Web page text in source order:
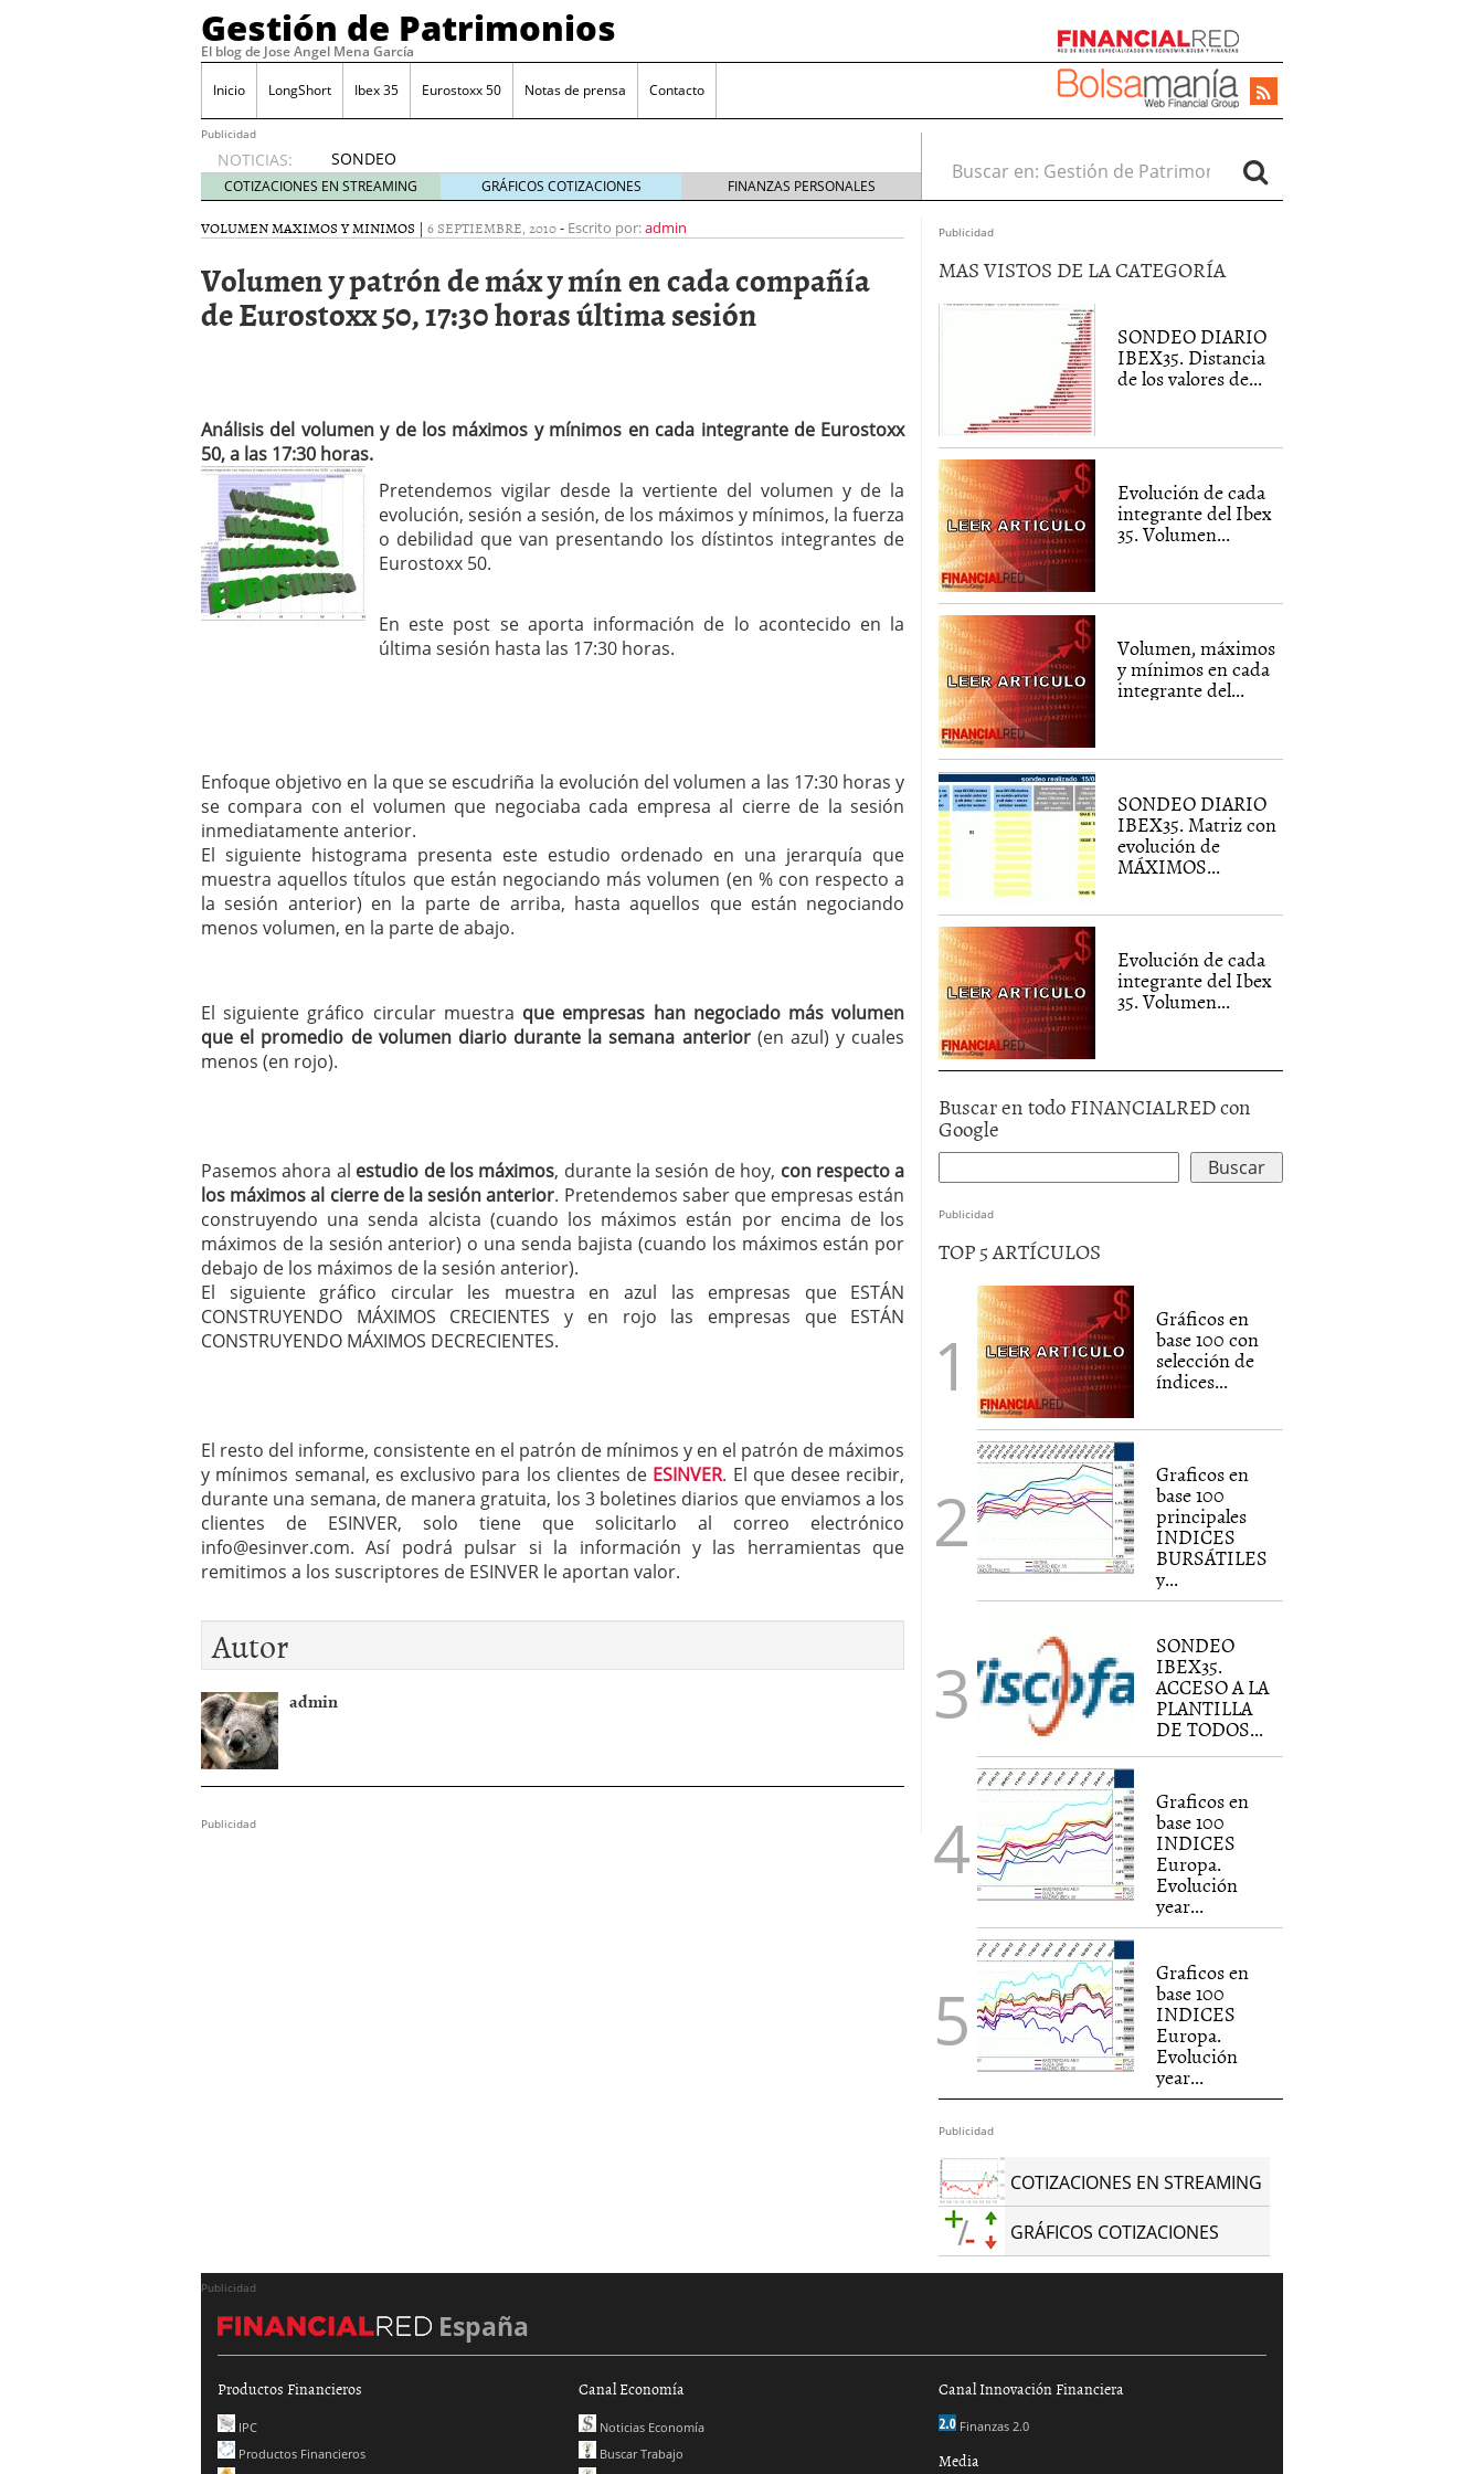
Gestión de Patrimonios
El blog de Jose Angel Mena García
Inicio LongShort Ibex 35 Eurostoxx 50 Notas de prensa Contacto
Publicidad
NOTICIAS:
SONDEO
IBEX35.
ACCESO
A LA
TODOS
LOS
VALORES
2014
Comprar y vender divisas con eToro
SONDEO DIARIO IBEX35. Distancia de los valores de IBEX35 a m?ximos
anuales. Se constata progresivo alejamiento global de m?ximos anuales
mayo 28, 2013
Catalejo sobre IBEX35. SISM?METROS. Prosiguen a la baja desde el 13/mayo
y a?n tienen recorrido adicional
mayo 24, 2013
CATALEJO SOBRE IBEX35. TERMOMETROS. Aún con recorrido a la baja para
alcanzar la zona de sobreventa y entonces si se podría apostar por un
rebote interesante
COTIZACIONES EN STREAMING GRÁFICOS COTIZACIONES FINANZAS PERSONALES
Buscar en:
VOLUMEN MAXIMOS Y MINIMOS | 6 SEPTIEMBRE, 2010- Escrito por:admin
Volumen y patrón de máx y mín en cada compañía
de Eurostoxx 50, 17:30 horas última sesión
Análisis del volumen y de los máximos y mínimos en cada integrante de Eurostoxx
50, a las 17:30 horas.
Pretendemos vigilar desde la vertiente del volumen y de la
evolución, sesión a sesión, de los máximos y mínimos, la fuerza
o debilidad que van presentando los dístintos integrantes de
Eurostoxx 50.
En este post se aporta información de lo acontecido en la
última sesión hasta las 17:30 horas.
Enfoque objetivo en la que se escudriña la evolución del volumen a las 17:30 horas y
se compara con el volumen que negociaba cada empresa al cierre de la sesión
inmediatamente anterior.
El siguiente histograma presenta este estudio ordenado en una jerarquía que
muestra aquellos títulos que están negociando más volumen (en % con respecto a
la sesión anterior) en la parte de arriba, hasta aquellos que están negociando
menos volumen, en la parte de abajo.
El siguiente gráfico circular muestra que empresas han negociado más volumen
que el promedio de volumen diario durante la semana anterior(en azul) y cuales
menos (en rojo).
Pasemos ahora al estudio de los máximos, durante la sesión de hoy, con respecto a
los máximos al cierre de la sesión anterior. Pretendemos saber que empresas están
construyendo una senda alcista (cuando los máximos están por encima de los
máximos de la sesión anterior) o una senda bajista (cuando los máximos están por
debajo de los máximos de la sesión anterior).
El siguiente gráfico circular les muestra en azul las empresas que ESTÁN
CONSTRUYENDO MÁXIMOS CRECIENTES y en rojo las empresas que ESTÁN
CONSTRUYENDO MÁXIMOS DECRECIENTES.
El resto del informe, consistente en el patrón de mínimos y en el patrón de máximos
y mínimos semanal, es exclusivo para los clientes de ESINVER. El que desee recibir,
durante una semana, de manera gratuita, los 3 boletines diarios que enviamos a los
clientes de ESINVER, solo tiene que solicitarlo al correo electrónico
info@esinver.com. Así podrá pulsar si la información y las herramientas que
remitimos a los suscriptores de ESINVER le aportan valor.
Autor
admin
Publicidad
Publicidad
MAS VISTOS DE LA CATEGORÍA
SONDEO DIARIO
IBEX35. Distancia
de los valores de...
Evolución de cada
integrante del Ibex
35. Volumen...
Volumen, máximos
y mínimos en cada
integrante del...
SONDEO DIARIO
IBEX35. Matriz con
evolución de
MÁXIMOS...
Evolución de cada
integrante del Ibex
35. Volumen...
Buscar en todo FINANCIALRED con
Google
Publicidad
TOP 5 ARTÍCULOS
Gráficos en
base 100 con
selección de
índices...
Graficos en
base 100
principales
INDICES
BURSÁTILES
y...
SONDEO
IBEX35.
ACCESO A LA
PLANTILLA
DE TODOS...
Graficos en
base 100
INDICES
Europa.
Evolución
year...
Graficos en
base 100
INDICES
Europa.
Evolución
year...
Publicidad
COTIZACIONES EN STREAMING
GRÁFICOS COTIZACIONES
Publicidad
España
Productos Financieros
IPC
Productos Financieros
Canal Economía
Noticias Economía
Buscar Trabajo
Canal Innovación Financiera
Finanzas 2.0
Media